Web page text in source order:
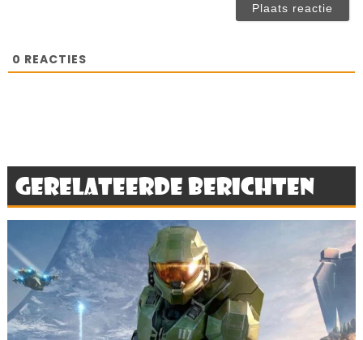
0 REACTIES
Gerelateerde berichten